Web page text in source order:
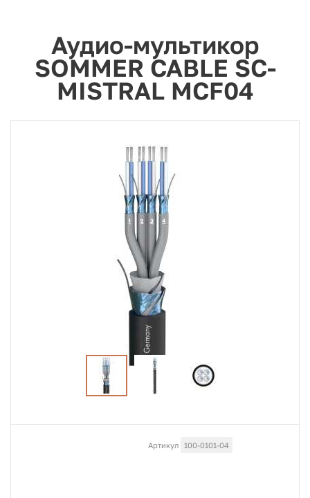
Аудио-мультикор
SOMMER CABLE SC-
MISTRAL MCF04
Артикул 100-0101-04